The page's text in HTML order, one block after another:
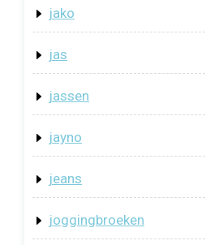
jako
jas
jassen
jayno
jeans
joggingbroeken